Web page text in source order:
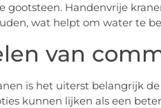
gootsteen. Handenvrije
wat helpt om water te
van
is het uiterst belangrijk
kunnen lijken als een